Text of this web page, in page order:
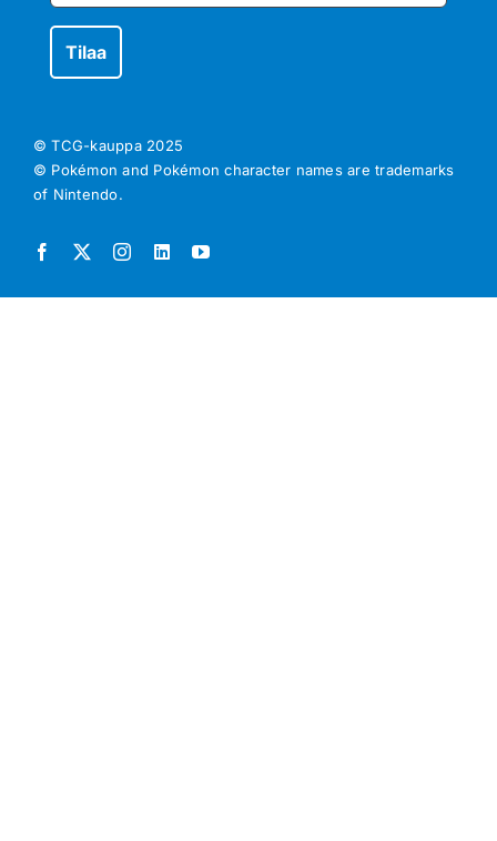
© TCG-kauppa 2025
© Pokémon and Pokémon character names are trademarks
of Nintendo.